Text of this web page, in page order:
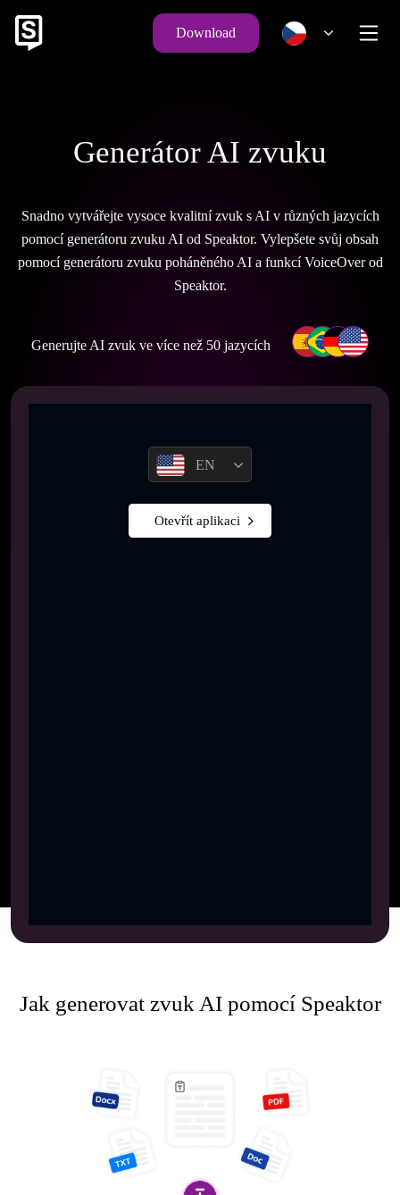
Download
Generátor AI zvuku
Snadno vytvářejte vysoce kvalitní zvuk s AI v různých jazycích
pomocí generátoru zvuku AI od Speaktor. Vylepšete svůj obsah
pomocí generátoru zvuku poháněného AI a funkcí VoiceOver od
Speaktor.
Generujte AI zvuk ve více než 50 jazycích
EN
Otevřít aplikaci
Jak generovat zvuk AI pomocí Speaktor